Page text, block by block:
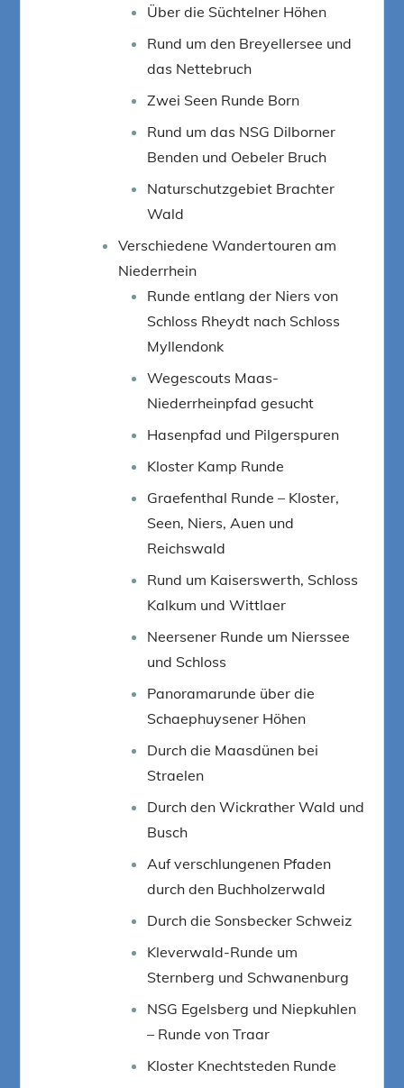
Über die Süchtelner Höhen
Rund um den Breyellersee und
das Nettebruch
Zwei Seen Runde Born
Rund um das NSG Dilborner
Benden und Oebeler Bruch
Naturschutzgebiet Brachter
Wald
Verschiedene Wandertouren am
Niederrhein
Runde entlang der Niers von
Schloss Rheydt nach Schloss
Myllendonk
Wegescouts Maas-
Niederrheinpfad gesucht
Hasenpfad und Pilgerspuren
Kloster Kamp Runde
Graefenthal Runde – Kloster,
Seen, Niers, Auen und
Reichswald
Rund um Kaiserswerth, Schloss
Kalkum und Wittlaer
Neersener Runde um Nierssee
und Schloss
Panoramarunde über die
Schaephuysener Höhen
Durch die Maasdünen bei
Straelen
Durch den Wickrather Wald und
Busch
Auf verschlungenen Pfaden
durch den Buchholzerwald
Durch die Sonsbecker Schweiz
Kleverwald-Runde um
Sternberg und Schwanenburg
NSG Egelsberg und Niepkuhlen
– Runde von Traar
Kloster Knechtsteden Runde